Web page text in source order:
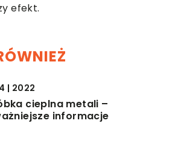
efekt.
| 2022
cieplna metali –
informacje